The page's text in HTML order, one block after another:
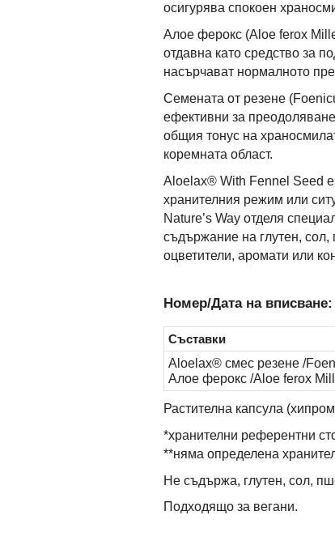
осигурява спокоен
Алое ферокс (Aloe ferox
отдавна като средство за
насърчават нормалното
Семената от резене
ефективни за
общия тонус на
коремната област.
Aloelax® With Fennel Seed
хранителния режим или
Nature’s Way отделя
съдържание на глутен,
оцветители, аромати или
Номер/Дата на вписване:
Съставки
Aloelax® смес резене /
Алое ферокс /Aloe ferox
Растителна капсула
*хранителни референтни
**няма определена
Не съдържа, глутен, сол,
Подходящо за вегани.